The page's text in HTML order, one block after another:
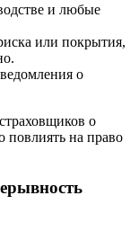
и любые
или покрытия,
о
о
повлиять на право